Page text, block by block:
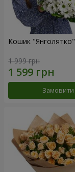
Кошик "Янголятко"
1 999 грн
Замовити